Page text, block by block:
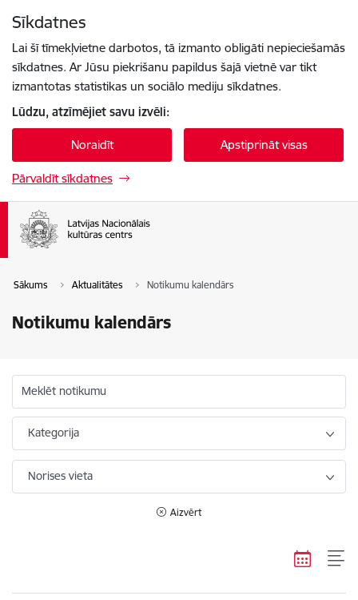
Sīkdatnes
Lai šī tīmekļvietne darbotos, tā izmanto obligāti nepieciešamās
sīkdatnes. Ar Jūsu piekrišanu papildus šajā vietnē var tikt
izmantotas statistikas un sociālo mediju sīkdatnes.
Lūdzu, atzīmējiet savu izvēli:
Noraidīt Apstiprināt visas
Pārvaldīt sīkdatnes
Sākums Aktualitātes Notikumu kalendārs
Notikumu kalendārs
Meklēt notikumu
Kategorija
Norises vieta
Aizvērt